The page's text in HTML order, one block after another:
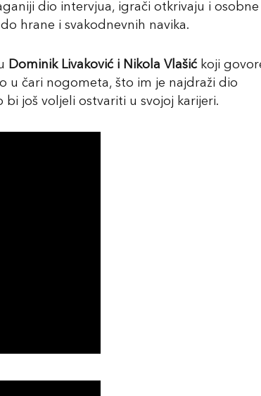
dio intervjua, igrači otkrivaju i osobne
hrane i svakodnevnih navika.
Dominik Livakovići Nikola Vlašić koji
u čari nogometa, što im je najdraži dio
još voljeli ostvariti u svojoj karijeri.